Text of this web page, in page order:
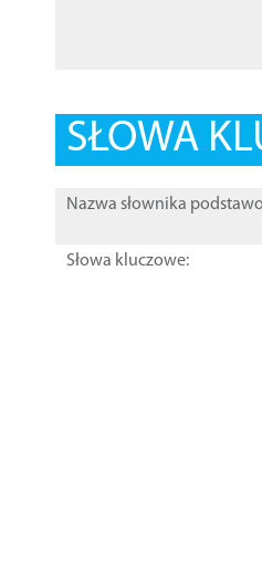
SŁOWA
Nazwa słownika
Słowa kluczowe: